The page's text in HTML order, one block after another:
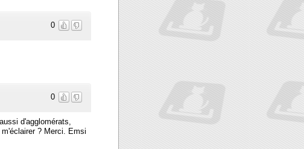
0
0
d'agglomérats,
? Merci. Emsi